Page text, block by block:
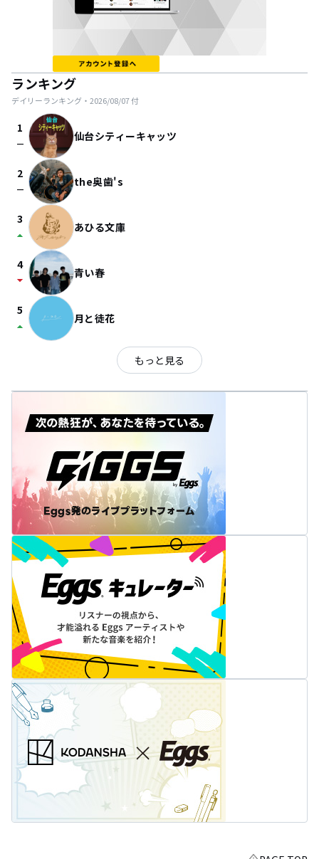
ランキング
デイリーランキング・ 2026/08/07付
1
check_indeterminate_small 仙台シティーキャッツ
2
check_indeterminate_small the奥歯's
3
arrow_drop_up あひる文庫
4
arrow_drop_down 青い春
5
arrow_drop_up 月と徒花
もっと見る